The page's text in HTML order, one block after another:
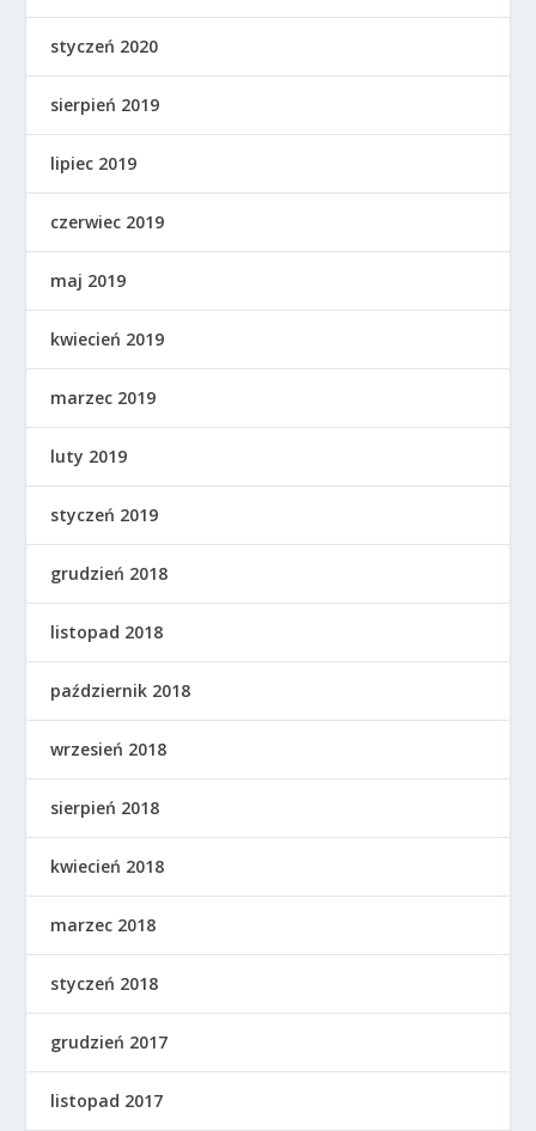
styczeń 2020
sierpień 2019
lipiec 2019
czerwiec 2019
maj 2019
kwiecień 2019
marzec 2019
luty 2019
styczeń 2019
grudzień 2018
listopad 2018
październik 2018
wrzesień 2018
sierpień 2018
kwiecień 2018
marzec 2018
styczeń 2018
grudzień 2017
listopad 2017